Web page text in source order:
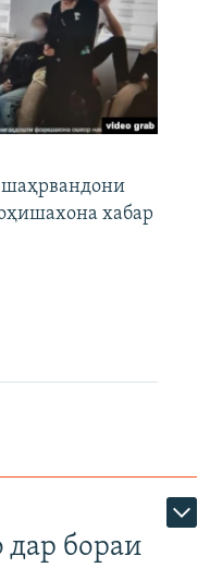
шаҳрвандони
хабар
бораи